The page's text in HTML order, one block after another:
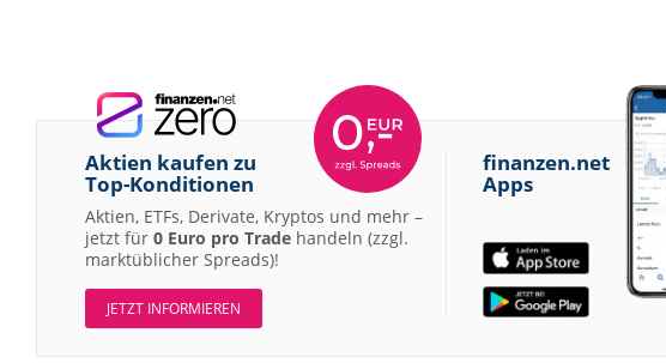
Aktien kaufen zu
Top-Konditionen
Aktien, ETFs, Derivate, Kryptos und mehr –
jetzt für 0 Euro pro Trade handeln (zzgl.
marktüblicher Spreads)!
JETZT INFORMIEREN
finanzen.net
Apps